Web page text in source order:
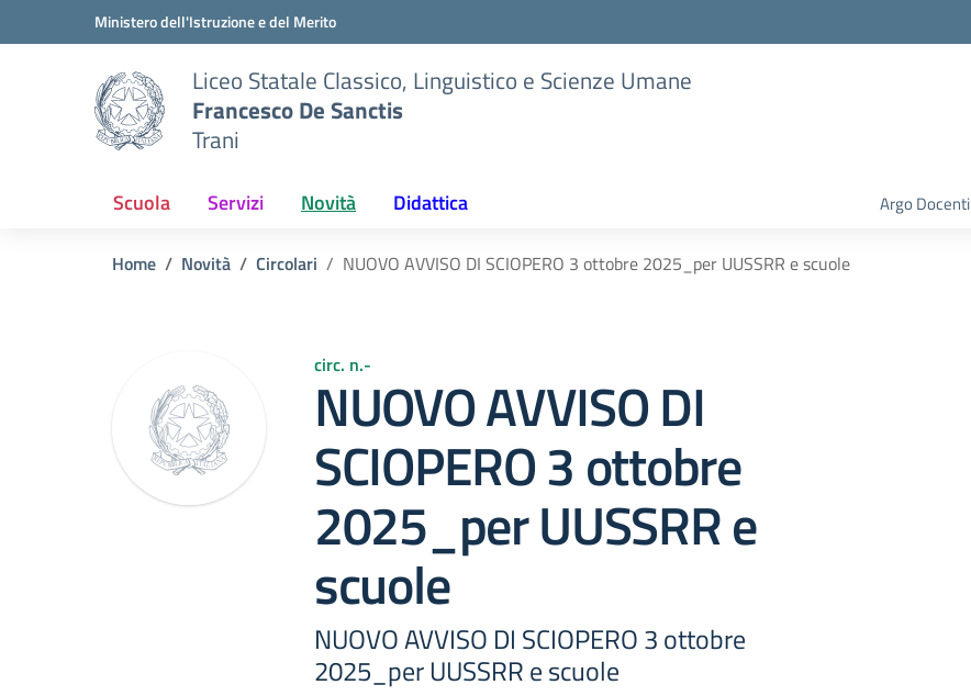
Vai ai contenuti
Vai al menu di navigazioneMinistero dell'Istruzione e del Merito
Liceo Statale Classico, Linguistico e Scienze Umane
Francesco De Sanctis
Trani
Scuola Servizi Novità Didattica Argo Docenti
Home Novità Circolari NUOVO AVVISO DI SCIOPERO 3 ottobre 2025_per UUSSRR e scuole
circ. n.-
NUOVO AVVISO DI
SCIOPERO 3 ottobre
2025_per UUSSRR e
scuole
NUOVO AVVISO DI SCIOPERO 3 ottobre
2025_per UUSSRR e scuole